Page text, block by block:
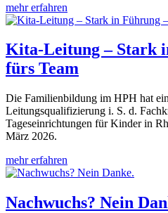
mehr erfahren
Kita-Leitung – Stark
fürs Team
Die Familienbildung im HPH hat
Leitungsqualifizierung i. S. d.
Tageseinrichtungen für Kinder in
März 2026.
mehr erfahren
Nachwuchs? Nein